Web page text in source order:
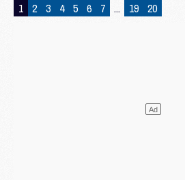
1 2 3 4 5 6 7 ... 19 20